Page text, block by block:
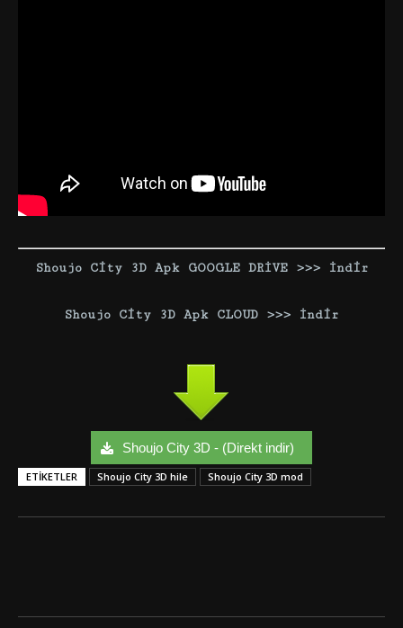
Shoujo City 3D Apk GOOGLE DRİVE >>> İndir
Shoujo City 3D Apk CLOUD >>> İndir
Shoujo City 3D - (Direkt indir)
ETIKETLER Shoujo City 3D hile Shoujo City 3D mod